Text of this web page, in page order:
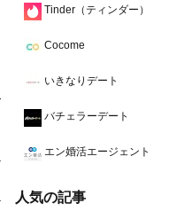
Tinder（ティンダー）
Cocome
いきなりデート
バチェラーデート
エン婚活エージェント
人気の記事